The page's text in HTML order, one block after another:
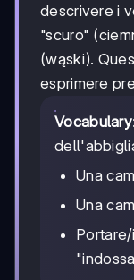
descrivere i
"scuro"
(wąski).
esprimere
Vocabulary
Una
Una